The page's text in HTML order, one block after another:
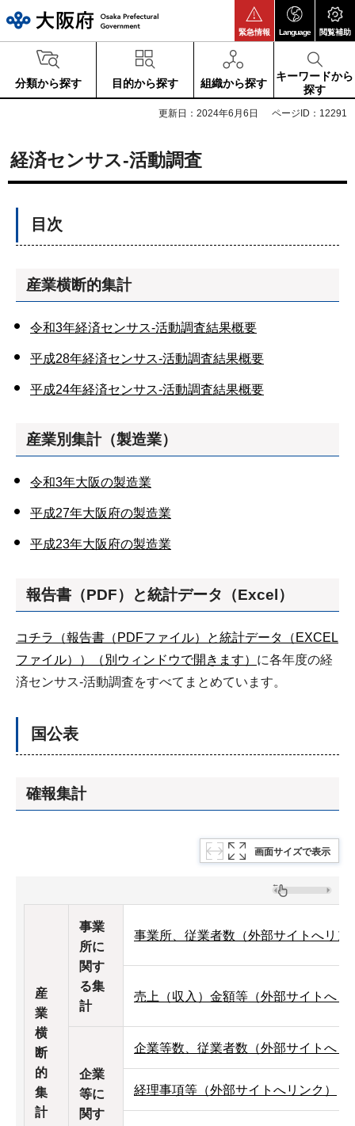
緊急情報 Language 閲覧補助
分類から探す 目的から探す 組織から探す
キーワードから
探す
更新日：2024年6月6日 ページID：12291
経済センサス-活動調査
目次
産業横断的集計
令和3年経済センサス-活動調査結果概要
平成28年経済センサス-活動調査結果概要
平成24年経済センサス-活動調査結果概要
産業別集計（製造業）
令和3年大阪の製造業
平成27年大阪府の製造業
平成23年大阪府の製造業
報告書（PDF）と統計データ（Excel）
コチラ（報告書（PDFファイル）と統計データ（EXCEL
ファイル））（別ウィンドウで開きます） に各年度の経
済センサス-活動調査をすべてまとめています。
国公表
確報集計
画面サイズで表示
産
業
横
断
的
集
計
事業
所に
関す
る集
計
事業所、従業者数（外部サイトへリン
売上（収入）金額等（外部サイトへリ
企業
等に
関す
企業等数、従業者数（外部サイトへリ
経理事項等（外部サイトへリンク）